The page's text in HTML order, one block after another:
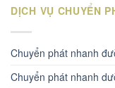
DỊCH VỤ CHUYỂN
Chuyển phát nhanh
Chuyển phát nhanh